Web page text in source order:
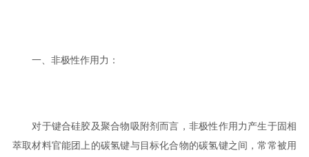
一、非极性作用力：
对于键合硅胶及聚合物吸附剂而言，非极性作用力产生于固相
萃取材料官能团上的碳氢键与目标化合物的碳氢键之间，常常被用